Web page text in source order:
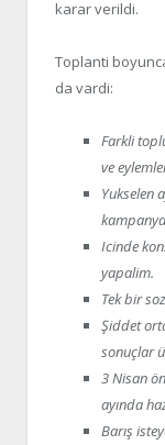
karar verildi.
Toplanti
da vardi:
Farkli
ve
Yukselen
Icinde
yapalim.
Tek bir
Şiddet
sonuçlar
3 Nisan
ayında
Barış